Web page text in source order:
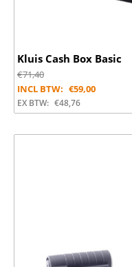
Kluis Cash Box Basic
€71,40
INCL BTW: €59,00
EX BTW: €48,76